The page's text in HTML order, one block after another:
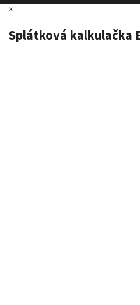
×
Splátková kalkulačka